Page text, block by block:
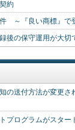
約
～『良い商標』で
後の保守運用が大切
の送付方法が変更さ
プログラムがスター